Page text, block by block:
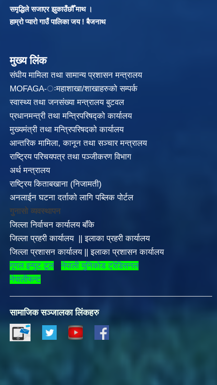
समृद्धिले सजाएर झुकाउँछौँ माथ ।
हाम्रो प्यारो गाउँ पालिका जय ! बैजनाथ
मुख्य लिंक
संघीय मामिला तथा सामान्य प्रशासन मन्त्रालय
MOFAGA-ःमहाशाखा/शाखाहरुको सम्पर्क
स्वास्थ्य तथा जनसंख्या मन्त्रालय बुटवल
प्रधानमन्त्री तथा मन्त्रिपरिषद्को कार्यालय
मुख्यमंत्री तथा मन्त्रिपरिषदको कार्यालय
आन्तरिक मामिला, कानून तथा सञ्चार मन्त्रालय
राष्ट्रिय परिचयपत्र तथा पञ्जीकरण विभाग
अर्थ मन्त्रालय
राष्ट्रिय किताबखाना (निजामती)
अनलाईन घटना दर्ताको लागि पब्लिक पोर्टल
गुनासो व्यवस्थापन
जिल्ला निर्वाचन कार्यालय बाँके
जिल्ला प्रहरी कार्यालय
||इलाका प्रहरी कार्यालय
जिल्ला प्रशासन कार्यालय||इलाका प्रशासन कार्यालय
गूगल इन्पुट टूल
नेपाली युनिकोड ट्रेडिसनल
नेपालीफन्ट
सामाजिक सञ्जालका लिंकहरु